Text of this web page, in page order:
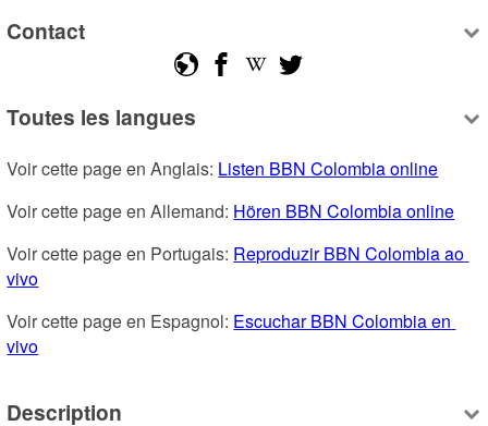
Contact
Toutes les langues
Voir cette page en Anglais: Listen BBN Colombia online
Voir cette page en Allemand: Hören BBN Colombia online
Voir cette page en Portugais: Reproduzir BBN Colombia ao
vivo
Voir cette page en Espagnol: Escuchar BBN Colombia en
vivo
Description